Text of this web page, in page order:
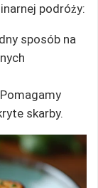
podróży:
sposób na
Pomagamy
skarby.